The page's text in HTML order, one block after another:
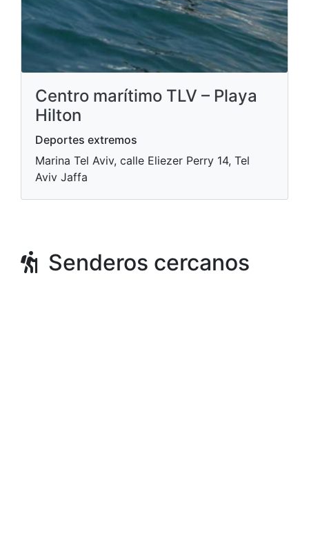
Centro marítimo TLV – Playa
Hilton
Deportes extremos
Marina Tel Aviv, calle Eliezer Perry 14, Tel
Aviv Jaffa
Senderos cercanos